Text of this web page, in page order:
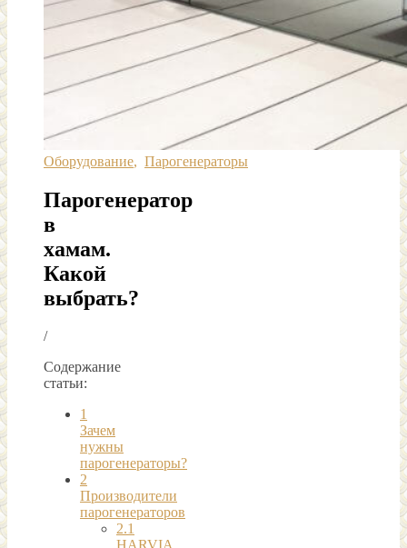
Оборудование, Парогенераторы
Парогенератор
в
хамам.
Какой
выбрать?
/
Содержание
статьи:
1
Зачем
нужны
парогенераторы?
2
Производители
парогенераторов
2.1